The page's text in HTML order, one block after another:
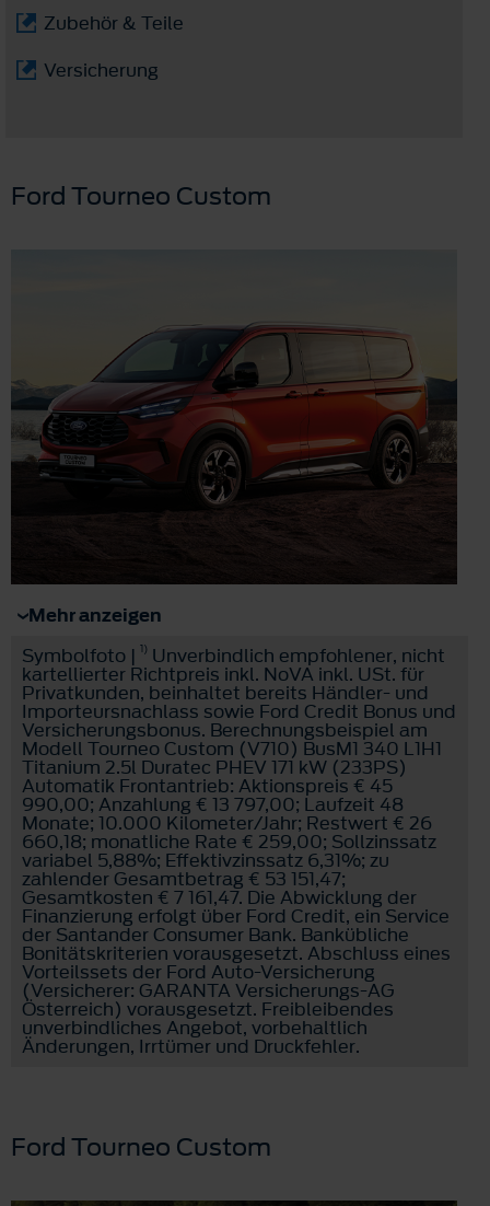
Zubehör & Teile
Versicherung
Ford Tourneo Custom
Mehr anzeigen
Symbolfoto | 1) Unverbindlich empfohlener, nicht
kartellierter Richtpreis inkl. NoVA inkl. USt. für
Privatkunden, beinhaltet bereits Händler- und
Importeursnachlass sowie Ford Credit Bonus und
Versicherungsbonus. Berechnungsbeispiel am
Modell Tourneo Custom (V710) BusM1 340 L1H1
Titanium 2.5l Duratec PHEV 171 kW (233PS)
Automatik Frontantrieb: Aktionspreis € 45
990,00; Anzahlung € 13 797,00; Laufzeit 48
Monate; 10.000 Kilometer/Jahr; Restwert € 26
660,18; monatliche Rate € 259,00; Sollzinssatz
variabel 5,88%; Effektivzinssatz 6,31%; zu
zahlender Gesamtbetrag € 53 151,47;
Gesamtkosten € 7 161,47. Die Abwicklung der
Finanzierung erfolgt über Ford Credit, ein Service
der Santander Consumer Bank. Bankübliche
Bonitätskriterien vorausgesetzt. Abschluss eines
Vorteilssets der Ford Auto-Versicherung
(Versicherer: GARANTA Versicherungs-AG
Österreich) vorausgesetzt. Freibleibendes
unverbindliches Angebot, vorbehaltlich
Änderungen, Irrtümer und Druckfehler.
Ford Tourneo Custom